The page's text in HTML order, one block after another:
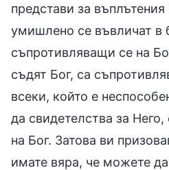
представи за
умишлено се въвличат в
съпротивляващи се на
съдят Бог, са
всеки, който е
да свидетелства за
на Бог. Затова ви
имате вяра, че можете